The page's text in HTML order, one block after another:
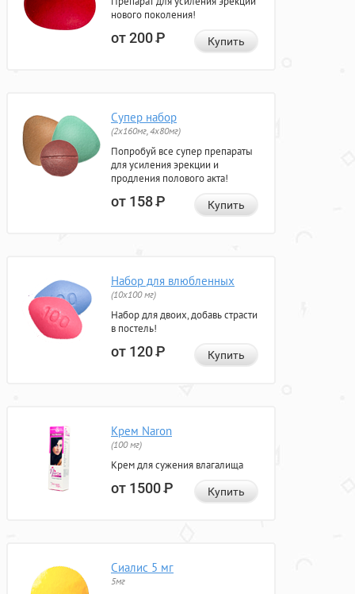
нового поколения!
от 200Р Купить
Супер набор
(2х160мг, 4х80мг)
Попробуй все супер препараты
для усиления эрекции и
продления полового акта!
от 158Р Купить
Набор для влюбленных
(10х100 мг)
Набор для двоих, добавь страсти
в постель!
от 120Р Купить
Крем Naron
(100 мг)
Крем для сужения влагалища
от 1500Р Купить
Сиалис 5 мг
5мг